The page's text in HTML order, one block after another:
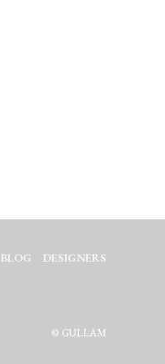
BLOG DESIGNERS
© GULLAM